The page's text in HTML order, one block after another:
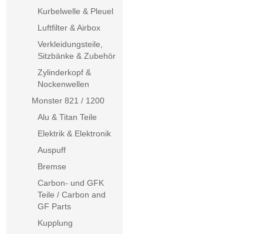
Kurbelwelle & Pleuel
Luftfilter & Airbox
Verkleidungsteile,
Sitzbänke & Zubehör
Zylinderkopf &
Nockenwellen
Monster 821 / 1200
Alu & Titan Teile
Elektrik & Elektronik
Auspuff
Bremse
Carbon- und GFK
Teile / Carbon and
GF Parts
Kupplung